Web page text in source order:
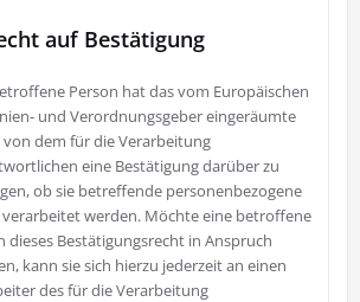
auf Bestätigung
Person hat das vom Europäischen
und Verordnungsgeber eingeräumte
von dem für die Verarbeitung
eine Bestätigung darüber zu
ob sie betreffende personenbezogene
verarbeitet werden. Möchte eine betroffene
dieses Bestätigungsrecht in Anspruch
kann sie sich hierzu jederzeit an einen
des für die Verarbeitung